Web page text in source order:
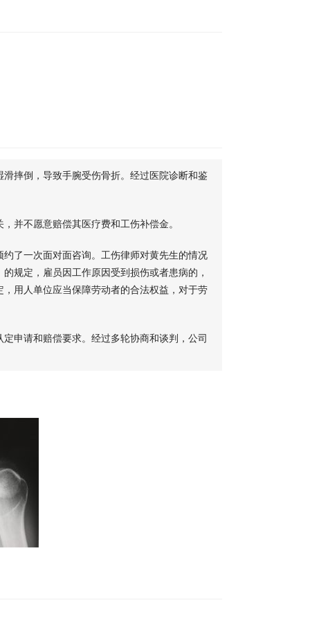
摔倒，导致手腕受伤骨折。经过医院诊断和鉴
并不愿意赔偿其医疗费和工伤补偿金。
了一次面对面咨询。工伤律师对黄先生的情况
规定，雇员因工作原因受到损伤或者患病的，
用人单位应当保障劳动者的合法权益，对于劳
申请和赔偿要求。经过多轮协商和谈判，公司